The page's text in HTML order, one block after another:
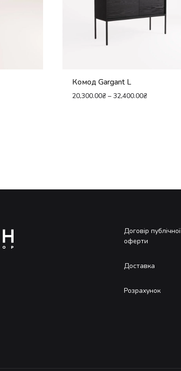
Комод Gargant L
20,300.00₴ – 32,400.00₴
Договір публічної
оферти
Доставка
Розрахунок